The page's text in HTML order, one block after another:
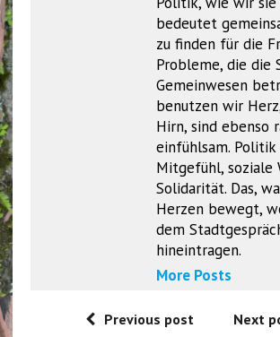
bedeutet
zu finden für die
Probleme, die die
Gemeinwesen
benutzen wir
Hirn, sind ebenso
einfühlsam.
Mitgefühl, soziale
Solidarität. Das,
Herzen bewegt,
dem
hineintragen.
More Posts
Previous post Next